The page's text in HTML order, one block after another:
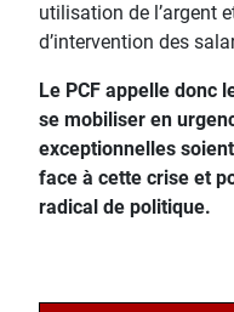
utilisation de l’argent
d’intervention des
Le PCF appelle donc
se mobiliser en
exceptionnelles
face à cette crise et
radical de politique.